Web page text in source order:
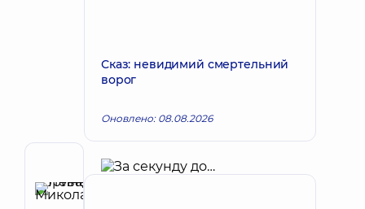
Автор
Сказ: невидимий смертельний
ворог
Оновлено: 08.08.2026